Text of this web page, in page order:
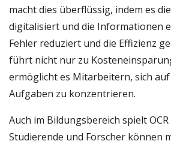
macht dies überflüssig, indem es
digitalisiert und die Informationen
Fehler reduziert und die Effizienz
führt nicht nur zu
ermöglicht es Mitarbeitern, sich
Aufgaben zu konzentrieren.
Auch im Bildungsbereich spielt
Studierende und Forscher können